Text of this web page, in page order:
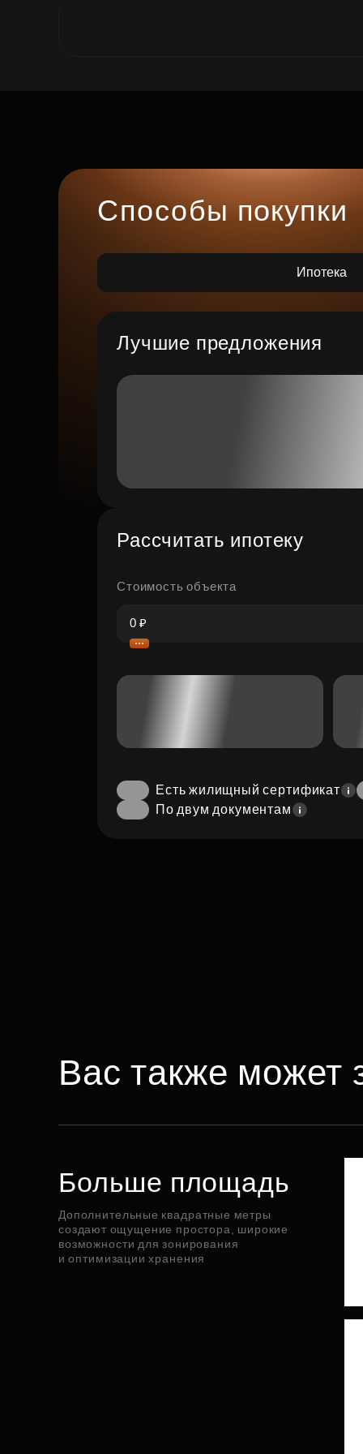
Способы покупки
Ипотека
Лучшие предложения
Рассчитать ипотеку
Стоимость объекта
Есть жилищный сертификат
По двум документам
Вас также может
Больше площадь
Дополнительные квадратные метры
создают ощущение простора, широкие
возможности для зонирования
и оптимизации хранения